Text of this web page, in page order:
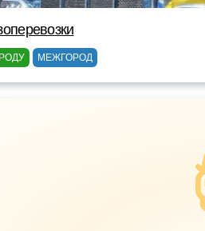
МЕЖГОРОД